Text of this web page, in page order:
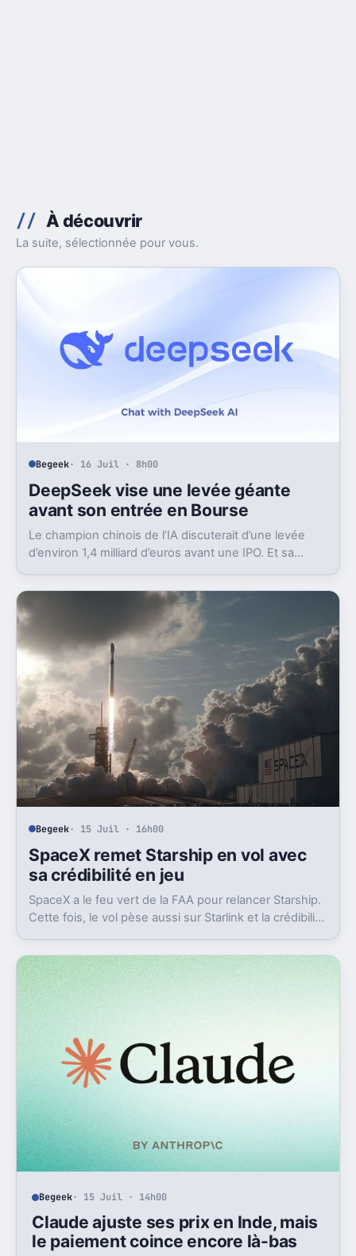
À découvrir
La suite, sélectionnée pour vous.
Begeek· 16 Juil · 8h00
DeepSeek vise une levée géante
avant son entrée en Bourse
Le champion chinois de l’IA discuterait d’une levée
d’environ 1,4 milliard d’euros avant une IPO. Et sa
Begeek· 15 Juil · 16h00
SpaceX remet Starship en vol avec
sa crédibilité en jeu
SpaceX a le feu vert de la FAA pour relancer Starship.
Cette fois, le vol pèse aussi sur Starlink et la crédibilité
Begeek· 15 Juil · 14h00
Claude ajuste ses prix en Inde, mais
le paiement coince encore là-bas